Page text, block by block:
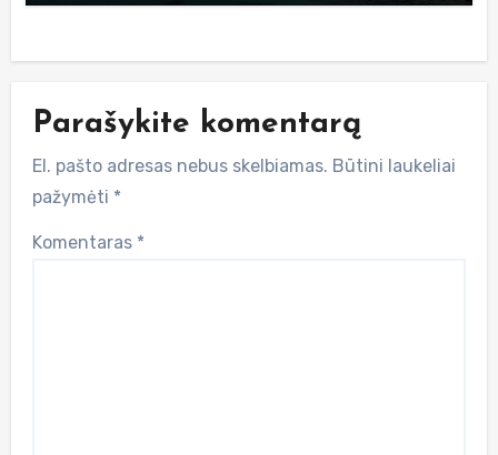
Parašykite komentarą
El. pašto adresas nebus skelbiamas. Būtini laukeliai
pažymėti *
Komentaras *